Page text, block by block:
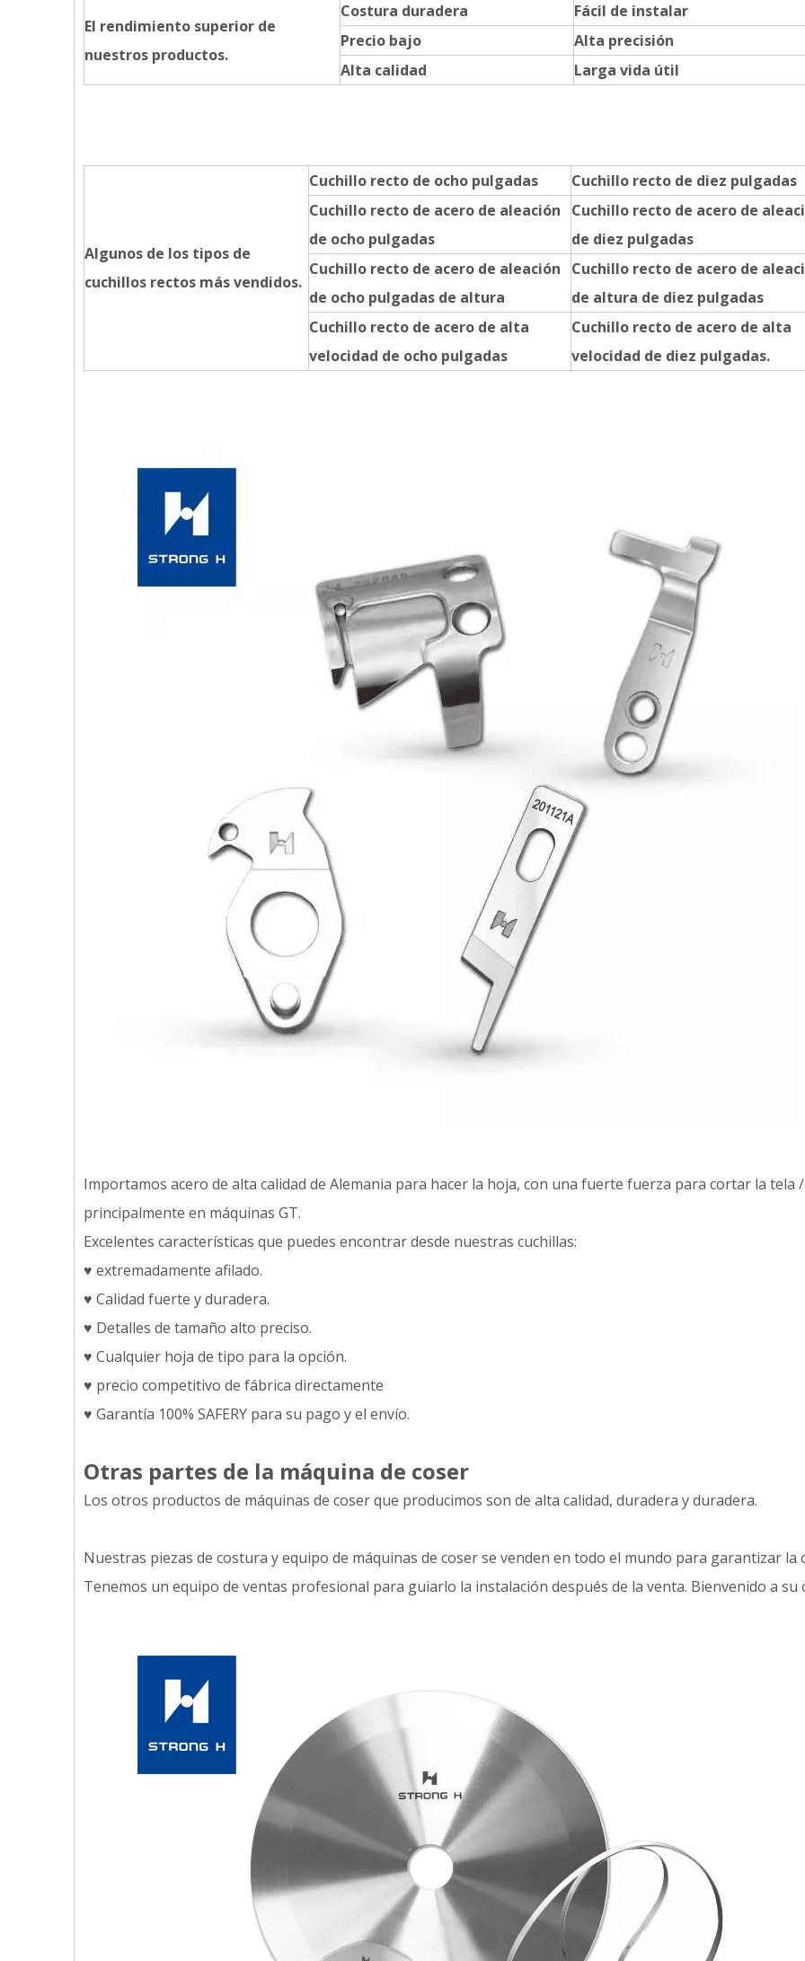
El rendimiento superior de
nuestros productos.
Costura duradera Fácil de instalar
Precio bajo
Alta precisión
Alta calidad
Larga vida útil
Algunos de los tipos de
cuchillos rectos más vendidos.
Cuchillo recto de ocho pulgadas Cuchillo recto de diez pulgadas
Cuchillo recto de acero de aleación
de ocho pulgadas
Cuchillo recto de acero de
de diez pulgadas
Cuchillo recto de acero de aleación
de ocho pulgadas de altura
Cuchillo recto de acero de
de altura de diez pulgadas
Cuchillo recto de acero de alta
velocidad de ocho pulgadas
Cuchillo recto de acero de alta
velocidad de diez pulgadas.
Importamos acero de alta calidad de Alemania para hacer la hoja, con una fuerte fuerza para cortar la tela
principalmente en máquinas GT.
Excelentes características que puedes encontrar desde nuestras cuchillas:
♥ extremadamente afilado.
♥ Calidad fuerte y duradera.
♥ Detalles de tamaño alto preciso.
♥ Cualquier hoja de tipo para la opción.
♥ precio competitivo de fábrica directamente
♥ Garantía 100% SAFERY para su pago y el envío.
Otras partes de la máquina de coser
Los otros productos de máquinas de coser que producimos son de alta calidad, duradera y duradera.
Nuestras piezas de costura y equipo de máquinas de coser se venden en todo el mundo para garantizar la
Tenemos un equipo de ventas profesional para guiarlo la instalación después de la venta. Bienvenido a su